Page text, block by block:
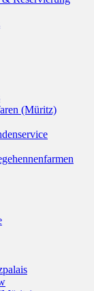
(Müritz)